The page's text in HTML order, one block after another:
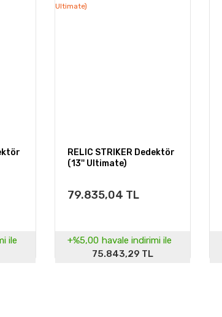
ile
RELIC STRIKER Dedektör
(13'' Ultimate)
79.835,04 TL
+%5,00 havale indirimi ile
75.843,29 TL